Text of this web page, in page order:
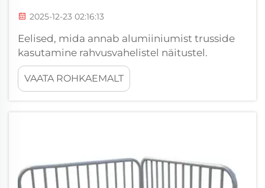
2025-12-23 02:16:13
Eelised, mida annab alumiiniumist trusside
kasutamine rahvusvahelistel näitustel.
Rahvusvahelises näitusetööstuses peab
igaüks eristuma kõigist teistest. Just siin
võivad olla alumiiniumist trussid väga
VAATA ROHKAEMALT